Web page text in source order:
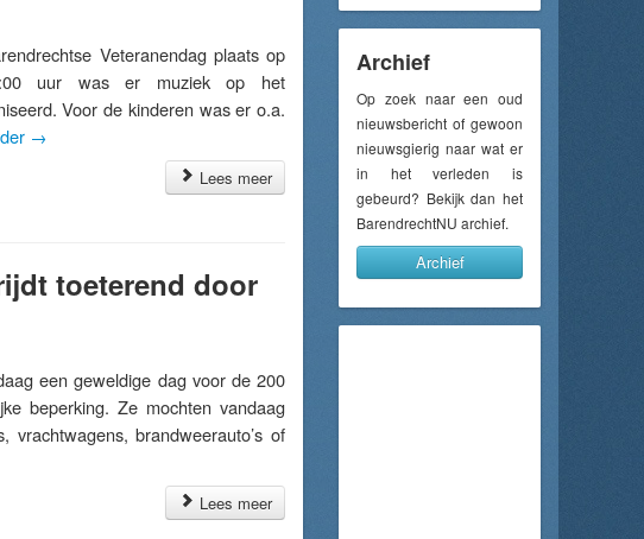
Veteranendag plaats op
uur was er muziek op het
Voor de kinderen was er o.a.
→
Lees meer
toeterend door
een geweldige dag voor de 200
beperking. Ze mochten vandaag
brandweerauto’s of
Lees meer
Archief
Op zoek naar een oud
nieuwsbericht of gewoon
nieuwsgierig naar wat er
in het verleden is
gebeurd? Bekijk dan het
BarendrechtNU archief.
Archief